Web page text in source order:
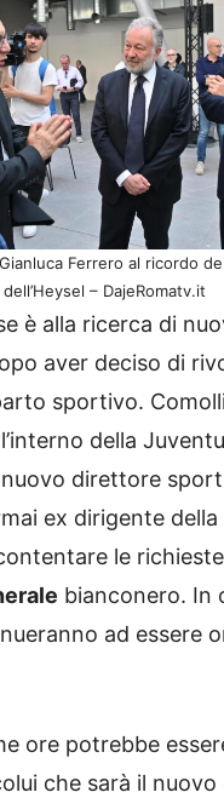
Ferrero al ricordo
dell’Heysel – DajeRomatv.it
è alla ricerca di
aver deciso di
sportivo.
della
direttore
ex dirigente della
le
bianconero. In
ad essere
ore potrebbe
che sarà il